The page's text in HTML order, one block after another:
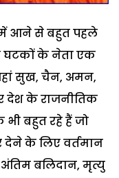
में आने से बहुत पहले
घटकों के नेता एक
सुख, चैन, अमन,
देश के राजनीतिक
भी बहुत रहे हैं जो
देने के लिए वर्तमान
बलिदान, मृत्यु